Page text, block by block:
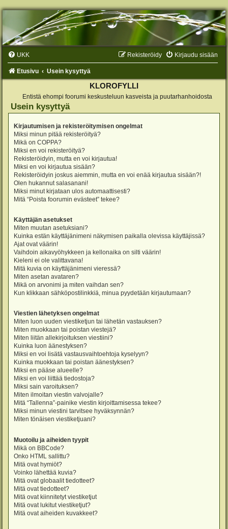
UKK Kirjaudu sisään
Rekisteröidy
Etusivu Usein kysyttyä
KLOROFYLLI
Entistä ehompi foorumi keskusteluun kasveista ja puutarhanhoidosta
Usein kysyttyä
Kirjautumisen ja rekisteröitymisen ongelmat
Miksi minun pitää rekisteröityä?
Mikä on COPPA?
Miksi en voi rekisteröityä?
Rekisteröidyin, mutta en voi kirjautua!
Miksi en voi kirjautua sisään?
Rekisteröidyin joskus aiemmin, mutta en voi enää kirjautua sisään?!
Olen hukannut salasanani!
Miksi minut kirjataan ulos automaattisesti?
Mitä “Poista foorumin evästeet” tekee?
Käyttäjän asetukset
Miten muutan asetuksiani?
Kuinka estän käyttäjänimeni näkymisen paikalla olevissa käyttäjissä?
Ajat ovat väärin!
Vaihdoin aikavyöhykkeen ja kellonaika on silti väärin!
Kieleni ei ole valittavana!
Mitä kuvia on käyttäjänimeni vieressä?
Miten asetan avataren?
Mikä on arvonimi ja miten vaihdan sen?
Kun klikkaan sähköpostilinkkiä, minua pyydetään kirjautumaan?
Viestien lähetyksen ongelmat
Miten luon uuden viestiketjun tai lähetän vastauksen?
Miten muokkaan tai poistan viestejä?
Miten liitän allekirjoituksen viestiini?
Kuinka luon äänestyksen?
Miksi en voi lisätä vastausvaihtoehtoja kyselyyn?
Kuinka muokkaan tai poistan äänestyksen?
Miksi en pääse alueelle?
Miksi en voi liittää tiedostoja?
Miksi sain varoituksen?
Miten ilmoitan viestin valvojalle?
Mitä “Tallenna”-painike viestin kirjoittamisessa tekee?
Miksi minun viestini tarvitsee hyväksynnän?
Miten tönäisen viestiketjuani?
Muotoilu ja aiheiden tyypit
Mikä on BBCode?
Onko HTML sallittu?
Mitä ovat hymiöt?
Voinko lähettää kuvia?
Mitä ovat globaalit tiedotteet?
Mitä ovat tiedotteet?
Mitä ovat kiinnitetyt viestiketjut
Mitä ovat lukitut viestiketjut?
Mitä ovat aiheiden kuvakkeet?